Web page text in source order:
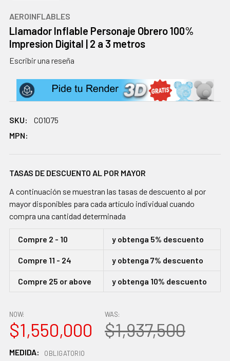
AEROINFLABLES
Llamador Inflable Personaje Obrero 100%
Impresion Digital | 2 a 3 metros
Escribir una reseña
SKU:
CO1075
MPN:
TASAS DE DESCUENTO AL POR MAYOR
A continuación se muestran las tasas de descuento al por
mayor disponibles para cada artículo individual cuando
compra una cantidad determinada
Compre 2 - 10 y obtenga 5% descuento
Compre 11 - 24 y obtenga 7% descuento
Compre 25 or above y obtenga 10% descuento
NOW:
$1,550,000
WAS:
$1,937,500
MEDIDA: OBLIGATORIO